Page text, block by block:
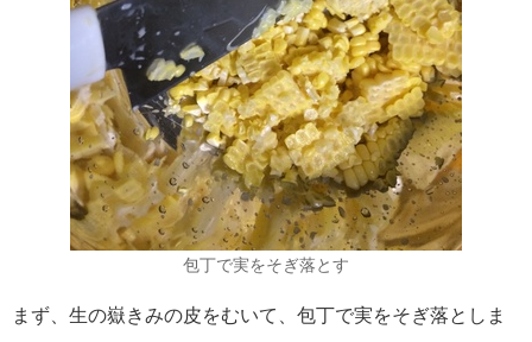
包丁で実をそぎ落とす
まず、生の嶽きみの皮をむいて、包丁で実をそぎ落としま